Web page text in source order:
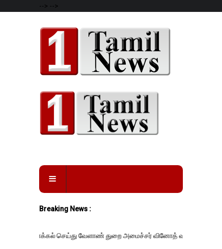
--> -->
Breaking News :
செய்து வேளாண் துறை அமைச்சர் வினோத் வாசித்து வருகிறார். �.